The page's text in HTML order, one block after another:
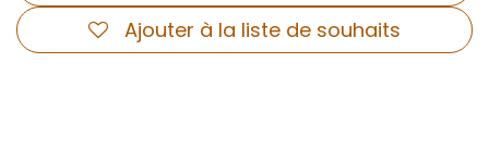
Ajouter à la liste de souhaits